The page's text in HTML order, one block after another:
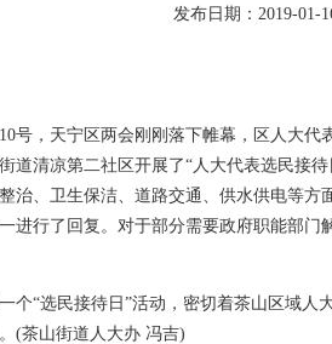
发布日期：2019-01-
号，天宁区两会刚刚落下帷幕，区人大
道清凉第二社区开展了“人大代表选民接
治、卫生保洁、道路交通、供水供电等
进行了回复。对于部分需要政府职能部
个“选民接待日”活动，密切着茶山区域
(茶山街道人大办 冯吉)